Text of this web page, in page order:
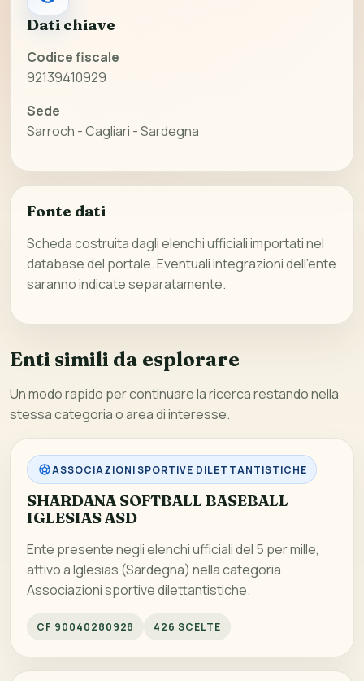
Dati chiave
Codice fiscale
92139410929
Sede
Sarroch - Cagliari - Sardegna
Fonte dati
Scheda costruita dagli elenchi ufficiali importati nel
database del portale. Eventuali integrazioni dell’ente
saranno indicate separatamente.
Enti simili da esplorare
Un modo rapido per continuare la ricerca restando nella
stessa categoria o area di interesse.
ASSOCIAZIONI SPORTIVE DILETTANTISTICHE
SHARDANA SOFTBALL BASEBALL
IGLESIAS ASD
Ente presente negli elenchi ufficiali del 5 per mille,
attivo a Iglesias (Sardegna) nella categoria
Associazioni sportive dilettantistiche.
CF 90040280928 426 SCELTE